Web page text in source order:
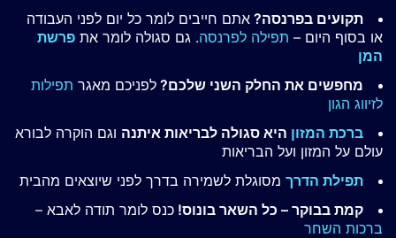
תקועים בפרנסה? אתם חייבים לומר כל יום לפני העבודה
או בסוף היום – תפילה לפרנסה. גם סגולה לומר את פרשת
המן
מחפשים את החלק השני שלכם? לפניכם מאגר תפילות
לזיווג הגון
ברכת המזון היא סגולה לבריאות איתנה וגם הוקרה לבורא
עולם על המזון ועל הבריאות
תפילת הדרך מסוגלת לשמירה בדרך לפני שיוצאים מהבית
קמת בבוקר – כל השאר בונוס! כנס לומר תודה לאבא –
ברכות השחר